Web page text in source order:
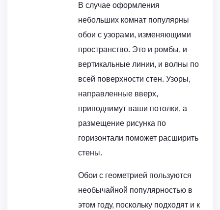
В случае оформления
небольших комнат популярны
обои с узорами, изменяющими
пространство. Это и ромбы, и
вертикальные линии, и волны по
всей поверхности стен. Узоры,
направленные вверх,
приподнимут ваши потолки, а
размещение рисунка по
горизонтали поможет расширить
стены.
Обои с геометрией пользуются
необычайной популярностью в
этом году, поскольку подходят и к